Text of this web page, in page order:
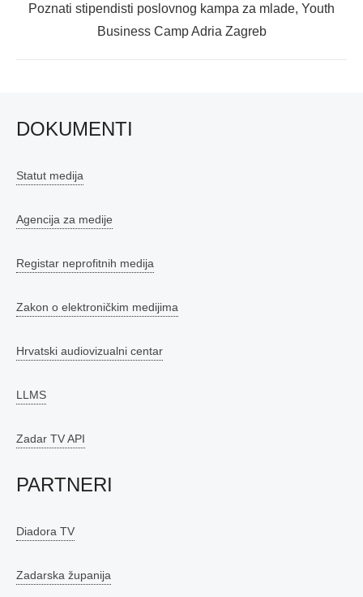
Next
Poznati stipendisti poslovnog kampa za mlade, Youth
Business Camp Adria Zagreb
DOKUMENTI
Statut medija
Agencija za medije
Registar neprofitnih medija
Zakon o elektroničkim medijima
Hrvatski audiovizualni centar
LLMS
Zadar TV API
PARTNERI
Diadora TV
Zadarska županija